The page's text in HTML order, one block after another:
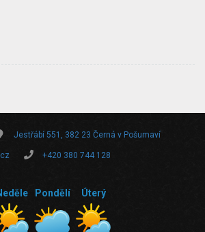
Jestřábí 551, 382 23 Černá v Pošumaví
+420 380 744 128
Pondělí Úterý